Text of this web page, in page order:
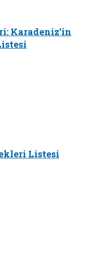
Karadeniz’in
Listesi